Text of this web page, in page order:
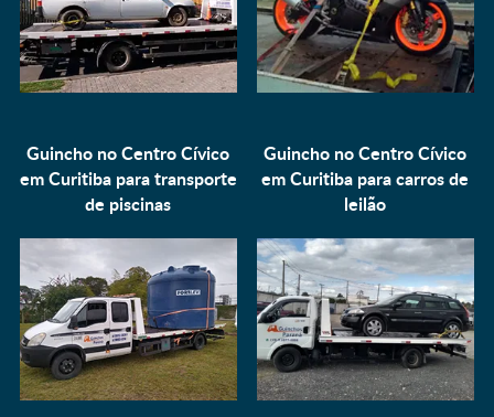
Guincho no Centro Cívico
em Curitiba paratransporte
de piscinas
Guincho no Centro Cívico
em Curitiba paracarros de
leilão